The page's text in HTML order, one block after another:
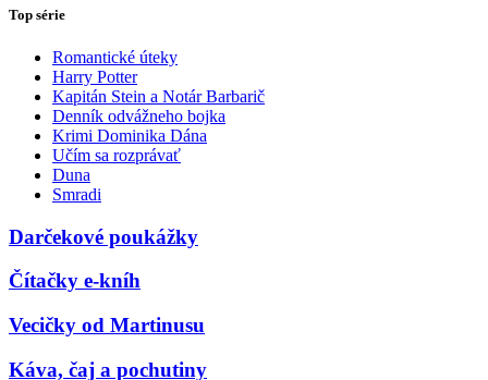
Top série
Romantické úteky
Harry Potter
Kapitán Stein a Notár Barbarič
Denník odvážneho bojka
Krimi Dominika Dána
Učím sa rozprávať
Duna
Smradi
Darčekové poukážky
Čítačky e-kníh
Vecičky od Martinusu
Káva, čaj a pochutiny